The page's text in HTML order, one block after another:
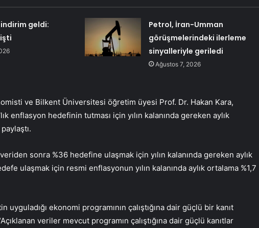
geldi:
Petrol, İran-Umman
görüşmelerindeki ilerleme
sinyalleriyle geriledi
Ağustos 7, 2026
ve Bilkent Üniversitesi öğretim üyesi Prof. Dr. Hakan Kara,
enflasyon hedefinin tutması için yılın kalanında gereken aylık
sonra %36 hedefine ulaşmak için yılın kalanında gereken aylık
ulaşmak için resmi enflasyonun yılın kalanında aylık ortalama %1,7
ekonomi programının çalıştığına dair güçlü bir kanıt
veriler mevcut programın çalıştığına dair güçlü kanıtlar